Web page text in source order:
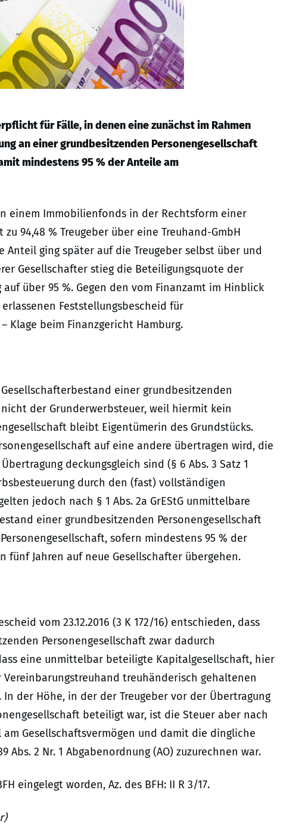
für Fälle, in denen eine zunächst im Rahmen
an einer grundbesitzenden Personengesellschaft
mindestens 95 % der Anteile am
einem Immobilienfonds in der Rechtsform einer
94,48 % Treugeber über eine Treuhand-GmbH
ging später auf die Treugeber selbst über und
Gesellschafter stieg die Beteiligungsquote der
über 95 %. Gegen den vom Finanzamt im Hinblick
Feststellungsbescheid für
Klage beim Finanzgericht Hamburg.
einer grundbesitzenden
der Grunderwerbsteuer, weil hiermit kein
bleibt Eigentümerin des Grundstücks.
auf eine andere übertragen wird, die
deckungsgleich sind (§ 6 Abs. 3 Satz 1
durch den (fast) vollständigen
jedoch nach § 1 Abs. 2a GrEStG unmittelbare
einer grundbesitzenden Personengesellschaft
sofern mindestens 95 % der
Jahren auf neue Gesellschafter übergehen.
vom 23.12.2016 (3 K 172/16) entschieden, dass
Personengesellschaft zwar dadurch
eine unmittelbar beteiligte Kapitalgesellschaft, hier
treuhänderisch gehaltenen
der Höhe, in der der Treugeber vor der Übertragung
beteiligt war, ist die Steuer aber nach
Gesellschaftsvermögen und damit die dingliche
2 Nr. 1 Abgabenordnung (AO) zuzurechnen war.
eingelegt worden, Az. des BFH: II R 3/17.